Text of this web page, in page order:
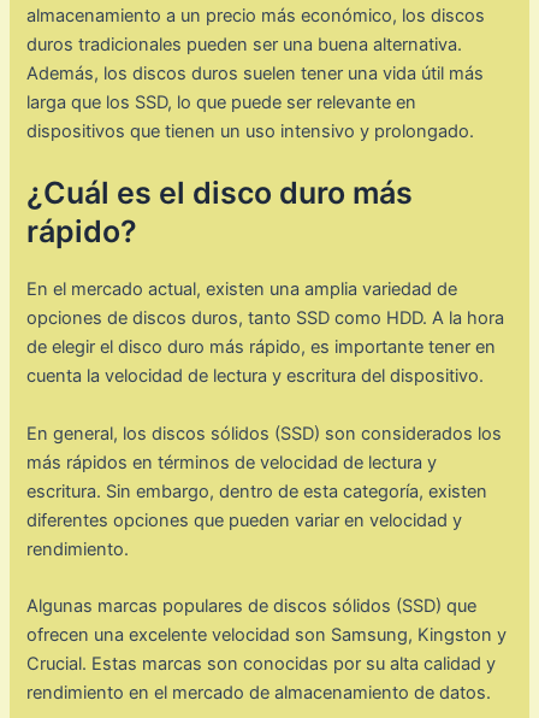
almacenamiento a un precio más económico, los discos
duros tradicionales pueden ser una buena alternativa.
Además, los discos duros suelen tener una vida útil más
larga que los SSD, lo que puede ser relevante en
dispositivos que tienen un uso intensivo y prolongado.
¿Cuál es el disco duro más
rápido?
En el mercado actual, existen una amplia variedad de
opciones de discos duros, tanto SSD como HDD. A la hora
de elegir el disco duro más rápido, es importante tener en
cuenta la velocidad de lectura y escritura del dispositivo.
En general, los discos sólidos (SSD) son considerados los
más rápidos en términos de velocidad de lectura y
escritura. Sin embargo, dentro de esta categoría, existen
diferentes opciones que pueden variar en velocidad y
rendimiento.
Algunas marcas populares de discos sólidos (SSD) que
ofrecen una excelente velocidad son Samsung, Kingston y
Crucial. Estas marcas son conocidas por su alta calidad y
rendimiento en el mercado de almacenamiento de datos.